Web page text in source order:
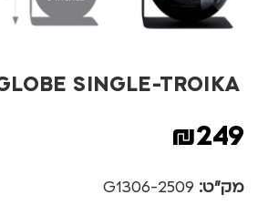
SINGLE-TROIKA
₪249
מק"ט: 2509-G1306